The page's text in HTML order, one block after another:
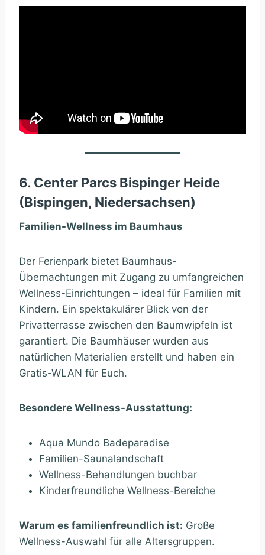
6. Center Parcs Bispinger Heide
(Bispingen, Niedersachsen)
Familien-Wellness im Baumhaus
Der Ferienpark bietet Baumhaus-
Übernachtungen mit Zugang zu umfangreichen
Wellness-Einrichtungen – ideal für Familien mit
Kindern. Ein spektakulärer Blick von der
Privatterrasse zwischen den Baumwipfeln ist
garantiert. Die Baumhäuser wurden aus
natürlichen Materialien erstellt und haben ein
Gratis-WLAN für Euch.
Besondere Wellness-Ausstattung:
Aqua Mundo Badeparadise
Familien-Saunalandschaft
Wellness-Behandlungen buchbar
Kinderfreundliche Wellness-Bereiche
Warum es familienfreundlich ist: Große
Wellness-Auswahl für alle Altersgruppen.